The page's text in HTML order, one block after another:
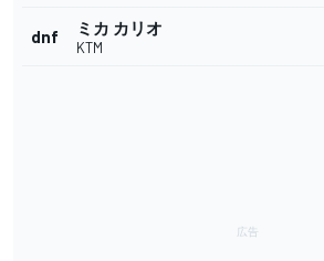
dnf ミカ カリオ
KTM